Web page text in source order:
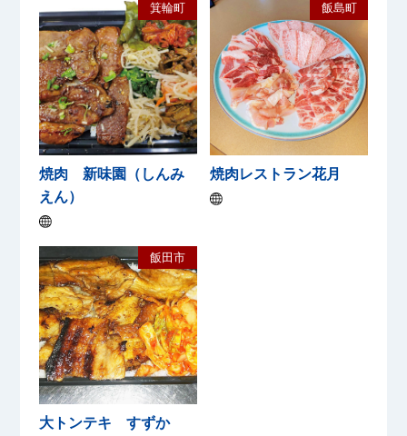
箕輪町
焼肉 新味園（しんみ
えん）
飯島町
焼肉レストラン花月
飯田市
大トンテキ すずか